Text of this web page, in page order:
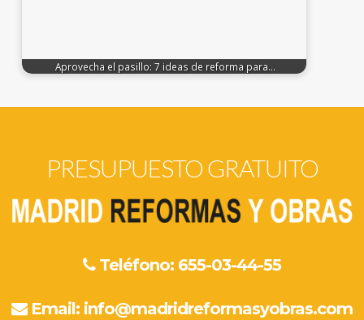
Aprovecha el pasillo: 7 ideas de reforma para…
PRESUPUESTO GRATUITO
Teléfono: 655-03-44-55
Email: info@madridreformasyobras.com